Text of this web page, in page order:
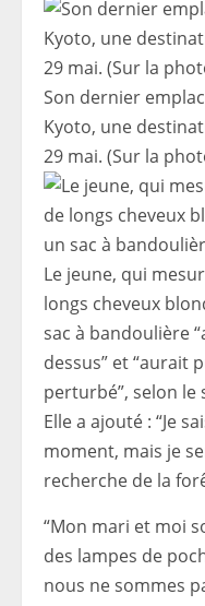
Son dernier
Kyoto, une
29 mai. (Sur la
Le jeune, qui
longs cheveux
sac à bandoulière
dessus” et “aurait
perturbé”, selon le
Elle a ajouté : “Je
moment, mais je
recherche de la
“Mon mari et moi
des lampes de
nous ne sommes